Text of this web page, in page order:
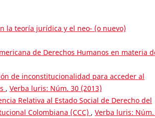
la teoría jurídica y el neo- (o nuevo)
de Derechos Humanos en materia
de inconstitucionalidad para acceder al
, Verba luris: Núm. 30 (2013)
Relativa al Estado Social de Derecho del
Colombiana (CCC) , Verba luris: Núm.